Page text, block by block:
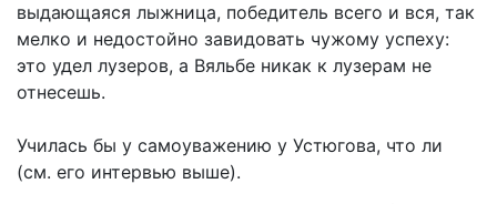
выдающаяся лыжница, победитель всего и вся, так
мелко и недостойно завидовать чужому успеху:
это удел лузеров, а Вяльбе никак к лузерам не
отнесешь.
Училась бы у самоуважению у Устюгова, что ли
(см. его интервью выше).